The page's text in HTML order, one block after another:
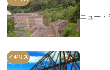
ニュー・
イギリス